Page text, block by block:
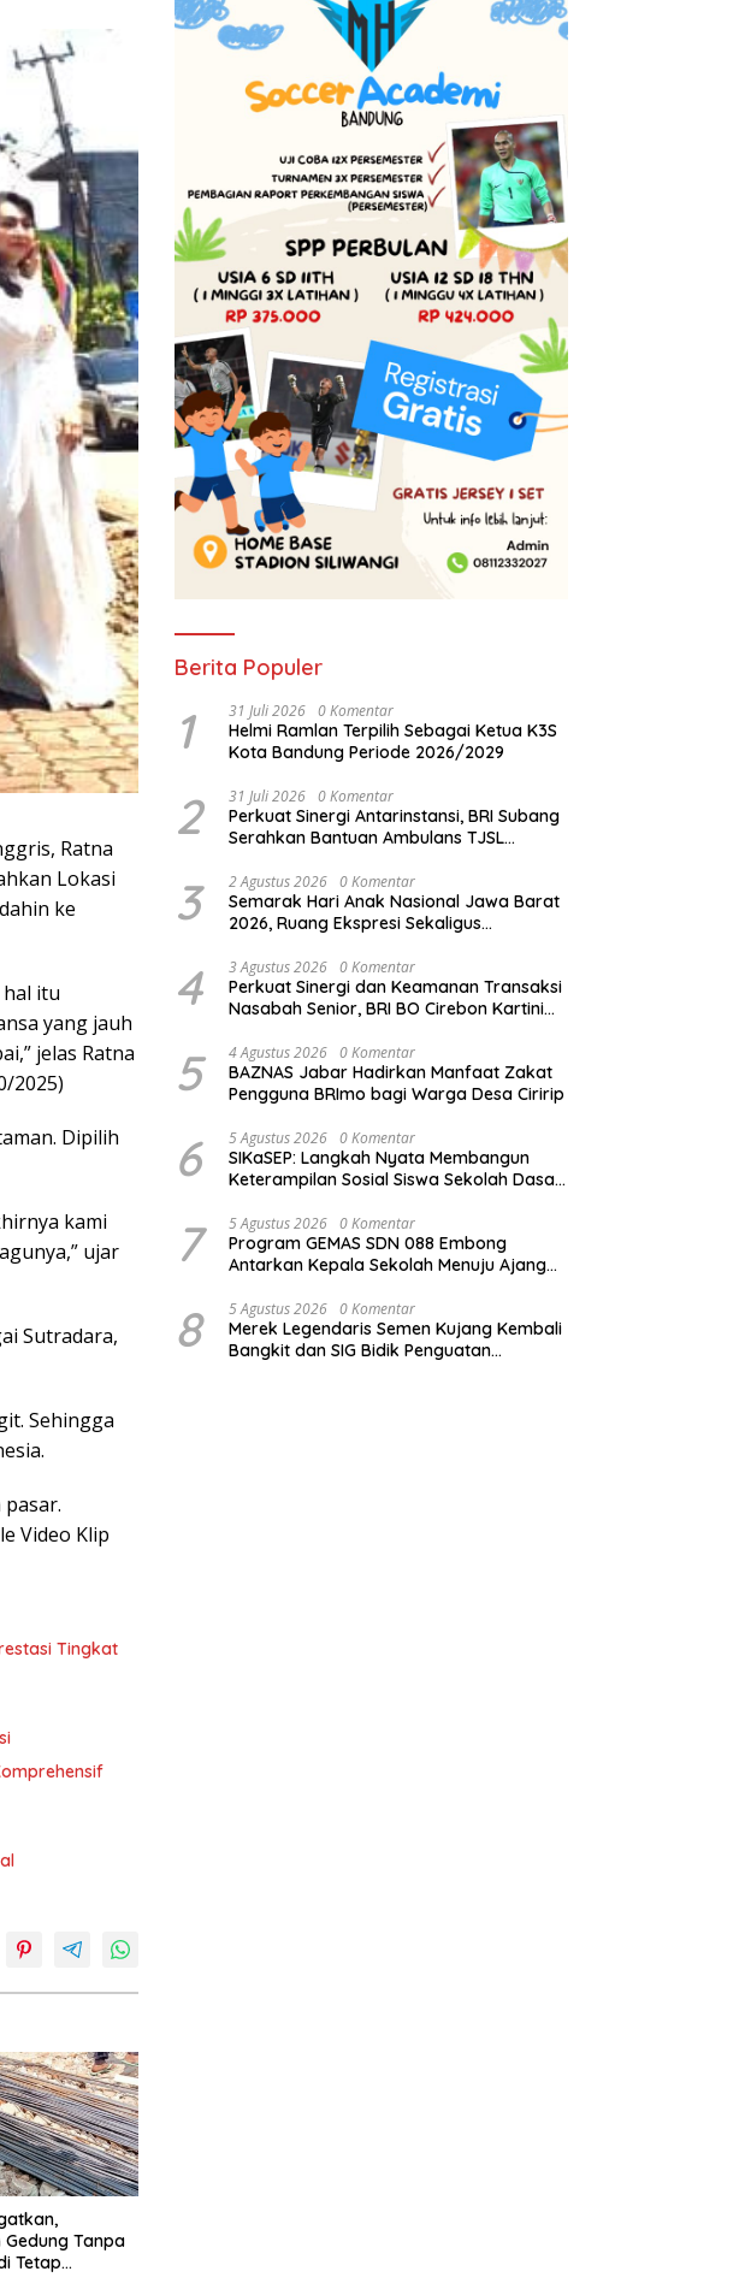
Ratna
Lokasi
ke
itu
yang jauh
jelas Ratna
2025)
Dipilih
kami
ujar
Sutradara,
Sehingga
pasar.
Video Klip
Tingkat
Tanpa
Tetap
Berita Populer
1 31 Juli 2026 0 Komentar
Helmi Ramlan Terpilih Sebagai Ketua K3S
Kota Bandung Periode 2026/2029
2 31 Juli 2026 0 Komentar
Perkuat Sinergi Antarinstansi, BRI Subang
Serahkan Bantuan Ambulans TJSL
Penunjang Kesehatan Masyarakat
3 2 Agustus 2026 0 Komentar
Semarak Hari Anak Nasional Jawa Barat
2026, Ruang Ekspresi Sekaligus
4 3 Agustus 2026 0 Komentar
Perkuat Sinergi dan Keamanan Transaksi
Nasabah Senior, BRI BO Cirebon Kartini
5 4 Agustus 2026 0 Komentar
BAZNAS Jabar Hadirkan Manfaat Zakat
Pengguna BRImo bagi Warga Desa Ciririp
6 5 Agustus 2026 0 Komentar
SIKaSEP: Langkah Nyata Membangun
Keterampilan Sosial Siswa Sekolah Dasar
7 5 Agustus 2026 0 Komentar
Program GEMAS SDN 088 Embong
Antarkan Kepala Sekolah Menuju Ajang
Barat 2026
8 5 Agustus 2026 0 Komentar
Merek Legendaris Semen Kujang Kembali
Bangkit dan SIG Bidik Penguatan